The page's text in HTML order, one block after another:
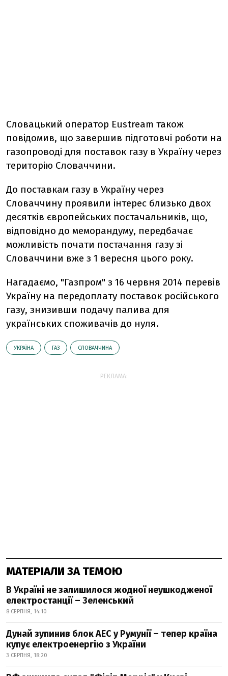
Словацький оператор Eustream також
повідомив, що завершив підготовчі роботи на
газопроводі для поставок газу в Україну через
територію Словаччини.
До поставкам газу в Україну через
Словаччину проявили інтерес близько двох
десятків європейських постачальників, що,
відповідно до меморандуму, передбачає
можливість почати постачання газу зі
Словаччини вже з 1 вересня цього року.
Нагадаємо, "Газпром" з 16 червня 2014 перевів
Україну на передоплату поставок російського
газу, знизивши подачу палива для
українських споживачів до нуля.
УКРАЇНА ГАЗ СЛОВАЧЧИНА
РЕКЛАМА:
МАТЕРІАЛИ ЗА ТЕМОЮ
В Україні не залишилося жодної неушкодженої
електростанції – Зеленський
8 СЕРПНЯ, 14:10
Дунай зупинив блок АЕС у Румунії – тепер країна
купує електроенергію з України
3 СЕРПНЯ, 18:20